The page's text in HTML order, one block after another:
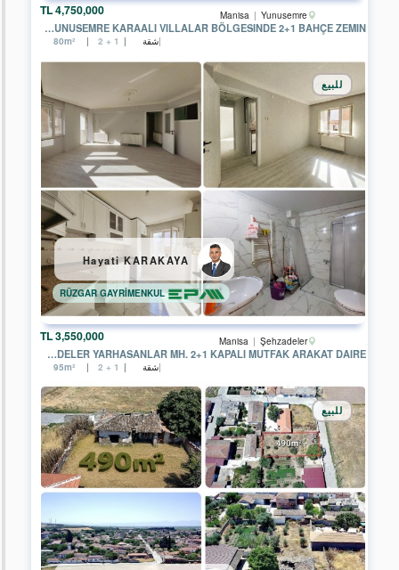
Yalova
Balıkesir
Bolu
Çanakkale
Çankırı
Çorum
Denizli
Edirne
Eskişehir
Kırklareli
Kocaeli
Rize
Sakarya
Kırıkkale
4,750,000 TL Manisa Yunusemre
MANISA YUNUSEMRE KARAALI VILLALAR BÖLGESINDE 2+1 BAHÇE ZEMIN
شقة 80m² 2 + 1
3,550,000 TL Manisa Şehzadeler
MANISA ŞEHZADELER YARHASANLAR MH. 2+1 KAPALI MUTFAK ARAKAT DAIRE
للبيع
شقة 95m² 2 + 1
RÜZGAR GAYRİMENKUL
Hayati KARAKAYA
للبيع